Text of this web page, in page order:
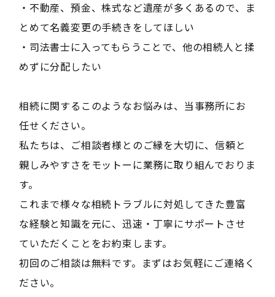
・不動産、預金、株式など遺産が多くあるので、ま
とめて名義変更の手続きをしてほしい
・司法書士に入ってもらうことで、他の相続人と揉
めずに分配したい
相続に関するこのようなお悩みは、当事務所にお
任せください。
私たちは、ご相談者様とのご縁を大切に、信頼と
親しみやすさをモットーに業務に取り組んでおりま
す。
これまで様々な相続トラブルに対処してきた豊富
な経験と知識を元に、迅速・丁寧にサポートさせ
ていただくことをお約束します。
初回のご相談は無料です。まずはお気軽にご連絡く
ださい。